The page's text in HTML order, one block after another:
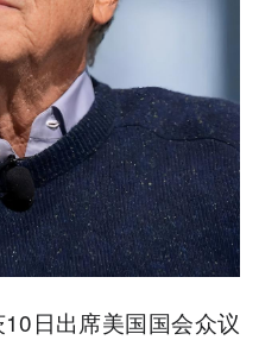
日出席美国国会众议